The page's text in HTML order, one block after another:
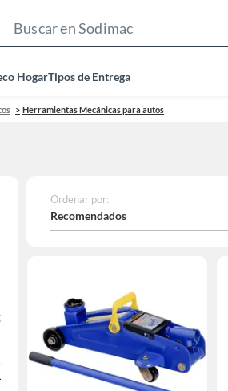
HogarTipos de Entrega
Herramientas Mecánicas para autos
Ordenar por:
Recomendados